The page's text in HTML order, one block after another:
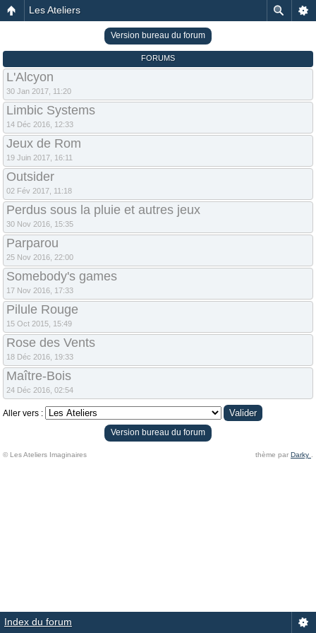
Les Ateliers
Version bureau du forum
FORUMS
L'Alcyon
30 Jan 2017, 11:20
Limbic Systems
14 Déc 2016, 12:33
Jeux de Rom
19 Juin 2017, 16:11
Outsider
02 Fév 2017, 11:18
Perdus sous la pluie et autres jeux
30 Nov 2016, 15:35
Parparou
25 Nov 2016, 22:00
Somebody's games
17 Nov 2016, 17:33
Pilule Rouge
15 Oct 2015, 15:49
Rose des Vents
18 Déc 2016, 19:33
Maître-Bois
24 Déc 2016, 02:54
Aller vers :
Version bureau du forum
© Les Ateliers Imaginaires thème par Darky
Index du forum